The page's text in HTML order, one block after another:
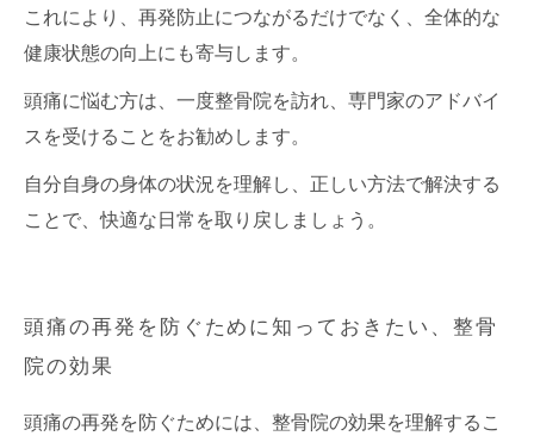
これにより、再発防止につながるだけでなく、全体的な
健康状態の向上にも寄与します。
頭痛に悩む方は、一度整骨院を訪れ、専門家のアドバイ
スを受けることをお勧めします。
自分自身の身体の状況を理解し、正しい方法で解決する
ことで、快適な日常を取り戻しましょう。
頭痛の再発を防ぐために知っておきたい、整骨
院の効果
頭痛の再発を防ぐためには、整骨院の効果を理解するこ